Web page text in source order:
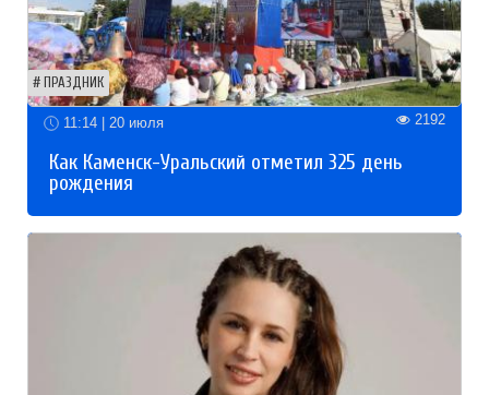
ПРАЗДНИК
11:14 | 20 июля 2192
Как Каменск-Уральский отметил 325 день
рождения